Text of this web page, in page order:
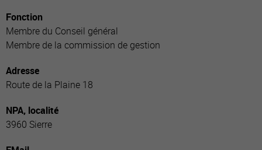
Fonction
Membre du Conseil général
Membre de la commission de gestion
Adresse
Route de la Plaine 18
NPA, localité
3960 Sierre